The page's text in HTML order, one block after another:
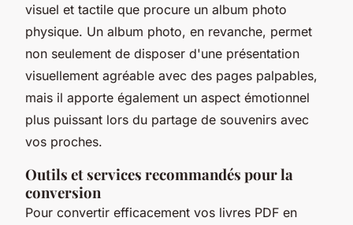
visuel et tactile que procure un album photo
physique. Un album photo, en revanche, permet
non seulement de disposer d'une présentation
visuellement agréable avec des pages palpables,
mais il apporte également un aspect émotionnel
plus puissant lors du partage de souvenirs avec
vos proches.
Outils et services recommandés pour la
conversion
Pour convertir efficacement vos livres PDF en